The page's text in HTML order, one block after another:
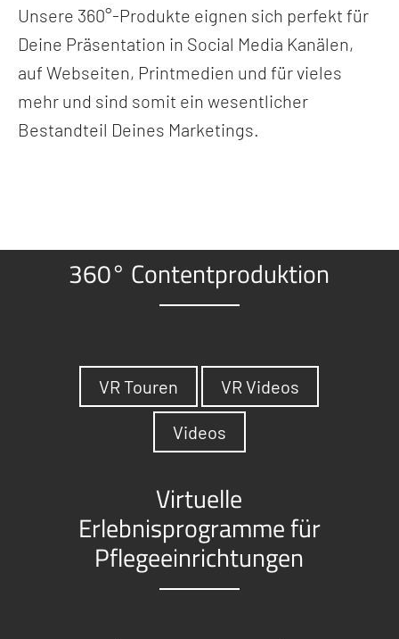
Unsere 360°-Produkte eignen sich perfekt für
Deine Präsentation in Social Media Kanälen,
auf Webseiten, Printmedien und für vieles
mehr und sind somit ein wesentlicher
Bestandteil Deines Marketings.
360° Contentproduktion
VR Touren VR Videos
Videos
Virtuelle
Erlebnisprogramme für
Pflegeeinrichtungen